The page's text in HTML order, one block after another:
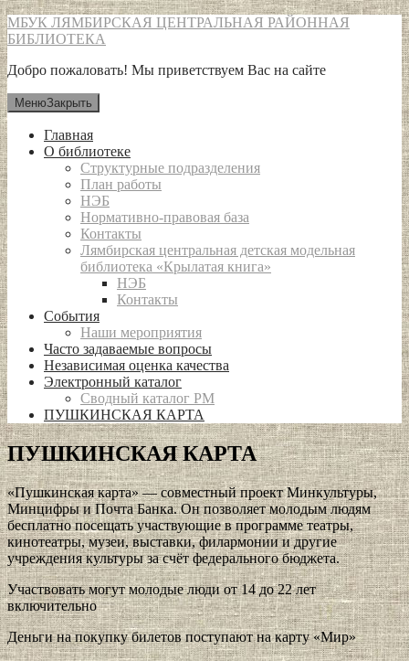
Перейти
к
содержимому
МБУК ЛЯМБИРСКАЯ ЦЕНТРАЛЬНАЯ РАЙОННАЯ
БИБЛИОТЕКА
Добро пожаловать! Мы приветствуем Вас на сайте
МенюЗакрыть
Главная
О библиотеке
Структурные подразделения
План работы
НЭБ
Нормативно-правовая база
Контакты
Лямбирская центральная детская модельная
библиотека «Крылатая книга»
НЭБ
Контакты
События
Наши мероприятия
Часто задаваемые вопросы
Независимая оценка качества
Электронный каталог
Сводный каталог РМ
ПУШКИНСКАЯ КАРТА
ПУШКИНСКАЯ КАРТА
«Пушкинская карта» — совместный проект Минкультуры,
Минцифры и Почта Банка. Он позволяет молодым людям
бесплатно посещать участвующие в программе театры,
кинотеатры, музеи, выставки, филармонии и другие
учреждения культуры за счёт федерального бюджета.
Участвовать могут молодые люди от 14 до 22 лет
включительно
Деньги на покупку билетов поступают на карту «Мир»